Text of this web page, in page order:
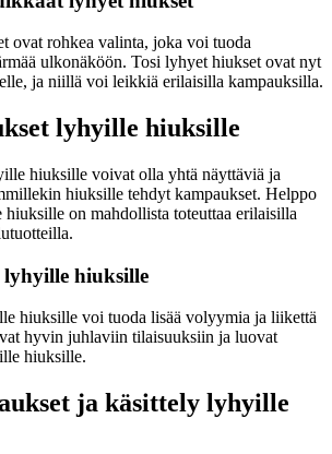
ovat rohkea valinta, joka voi tuoda
ulkonäköön. Tosi lyhyet hiukset ovat nyt
ja niillä voi leikkiä erilaisilla kampauksilla.
lyhyille hiuksille
hiuksille voivat olla yhtä näyttäviä ja
hiuksille tehdyt kampaukset. Helppo
on mahdollista toteuttaa erilaisilla
hiuksille
hiuksille voi tuoda lisää volyymia ja liikettä
hyvin juhlaviin tilaisuuksiin ja luovat
hiuksille.
ja käsittely lyhyille